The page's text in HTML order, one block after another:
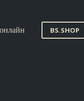
BS.SHOP